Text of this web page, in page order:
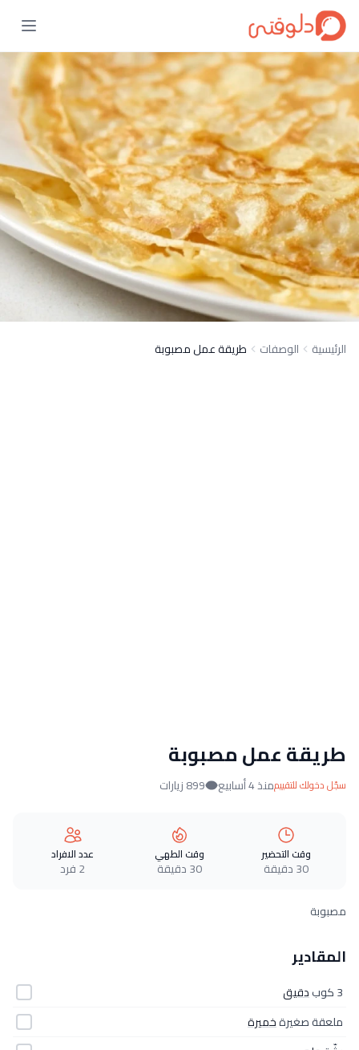
الرئيسية الوصفات طريقة عمل مصبوبة
طريقة عمل مصبوبة
سجّل دخولك للتقييممنذ 4 أسابيع 899 زيارات
وقت التحضير
30 دقيقة
وقت الطهي
30 دقيقة
عدد الافراد
2 فرد
مصبوبة
المقادير
3 كوب
دقيق
ملعقة صغيرةخميرة